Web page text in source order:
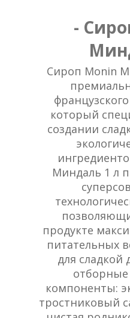
-
Сироп Monin
который
создании
Миндаль 1 л
продукте
питательных
для сладкой
компоненты:
тростниковый